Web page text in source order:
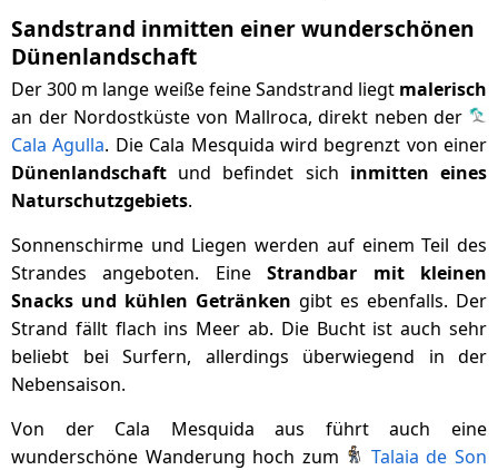
Sandstrand inmitten einer wunderschönen
Dünenlandschaft
Der 300 m lange weiße feine Sandstrand liegt malerisch
an der Nordostküste von Mallroca, direkt neben der
Cala Agulla. Die Cala Mesquida wird begrenzt von einer
Dünenlandschaft und befindet sich inmitten eines
Naturschutzgebiets.
Sonnenschirme und Liegen werden auf einem Teil des
Strandes angeboten. EineStrandbar mit kleinen
Snacks und kühlen Getränken gibt es ebenfalls. Der
Strand fällt flach ins Meer ab. Die Bucht ist auch sehr
beliebt bei Surfern, allerdings überwiegend in der
Nebensaison.
Von der Cala Mesquida aus führt auch eine
wunderschöne Wanderung hoch zum
Talaia de Son